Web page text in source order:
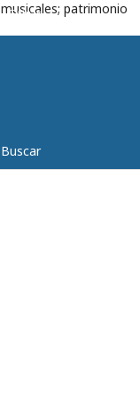
patrimonio
Buscar
Entrar